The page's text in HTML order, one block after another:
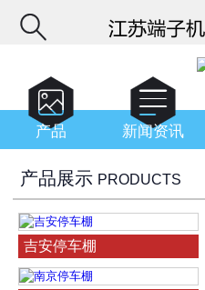


产品 
新闻资讯
产品展示 PRODUCTS
吉安停车棚